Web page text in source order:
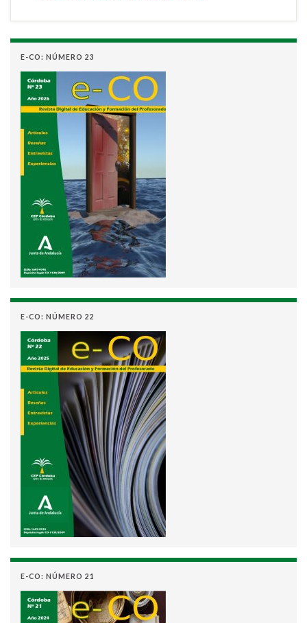
E-CO: NÚMERO 23
E-CO: NÚMERO 22
E-CO: NÚMERO 21